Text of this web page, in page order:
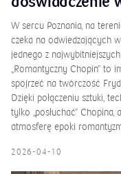
W sercu Poznania, na
czeka na odwiedzających
jednego z
„Romantyczny Chopin” to
spojrzeć na twórczość
Dzięki połączeniu sztuki,
tylko „posłuchać”
atmosferę epoki
2026-04-10